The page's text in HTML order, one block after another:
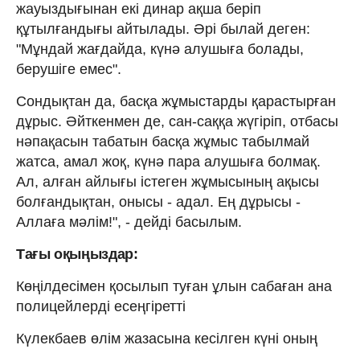
жауыздығынан екі динар ақша беріп
құтылғандығы айтылады. Әрі былай деген:
"Мұндай жағдайда, күнә алушыға болады,
берушіге емес".
Сондықтан да, басқа жұмыстарды қарастырған
дұрыс. Әйткенмен де, сан-саққа жүгіріп, отбасы
нәпақасын табатын басқа жұмыс табылмай
жатса, амал жоқ, күнә пара алушыға болмақ.
Ал, алған айлығы істеген жұмысының ақысы
болғандықтан, онысы - адал. Ең дұрысы -
Аллаға мәлім!", - дейді басылым.
Тағы оқыңыздар:
Көңілдесімен қосылып туған ұлын сабаған ана
полицейлерді есеңгіретті
Күлекбаев өлім жазасына кесілген күні оның